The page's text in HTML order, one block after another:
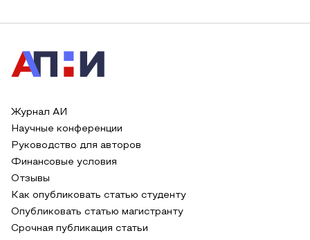
Журнал АИ
Научные конференции
Руководство для авторов
Финансовые условия
Отзывы
Как опубликовать статью студенту
Опубликовать статью магистранту
Срочная публикация статьи